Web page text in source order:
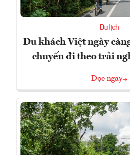
Du lịch
Du khách Việt ngày
chuyến đi theo trải
Đọc ngay